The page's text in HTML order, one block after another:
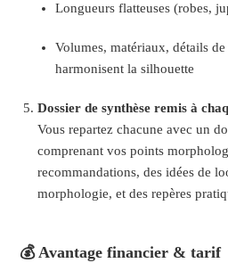
Longueurs flatteuses (robes,
Volumes, matériaux, détails
harmonisent la silhouette
Dossier de synthèse remis à
Vous repartez chacune avec un
comprenant vos points
recommandations, des idées de
morphologie, et des repères
💰 Avantage financier & tarif